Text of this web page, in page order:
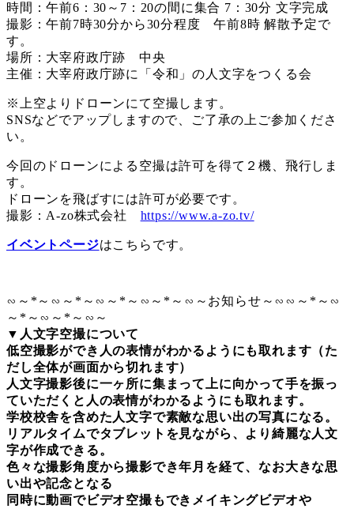
時間：午前6：30～7：20の間に集合 7：30分 文字完成
撮影：午前7時30分から30分程度 午前8時 解散予定で
す。
場所：大宰府政庁跡 中央
主催：大宰府政庁跡に「令和」の人文字をつくる会
※上空よりドローンにて空撮します。
SNSなどでアップしますので、ご了承の上ご参加くださ
い。
今回のドローンによる空撮は許可を得て２機、飛行しま
す。
ドローンを飛ばすには許可が必要です。
撮影：A-zo株式会社 https://www.a-zo.tv/
イベントページはこちらです。
∽～*～∽～*～∽～*～∽～*～∽～お知らせ～∽∽～*～∽
～*～∽～*～∽～
▼人文字空撮について
低空撮影ができ人の表情がわかるようにも取れます（た
だし全体が画面から切れます）
人文字撮影後に一ヶ所に集まって上に向かって手を振っ
ていただくと人の表情がわかるようにも取れます。
学校校舎を含めた人文字で素敵な思い出の写真になる。
リアルタイムでタブレットを見ながら、より綺麗な人文
字が作成できる。
色々な撮影角度から撮影でき年月を経て、なお大きな思
い出や記念となる
同時に動画でビデオ空撮もできメイキングビデオや